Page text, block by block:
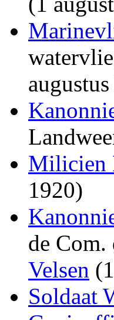
Milicien
1920)
de
Velsen
Soldaat